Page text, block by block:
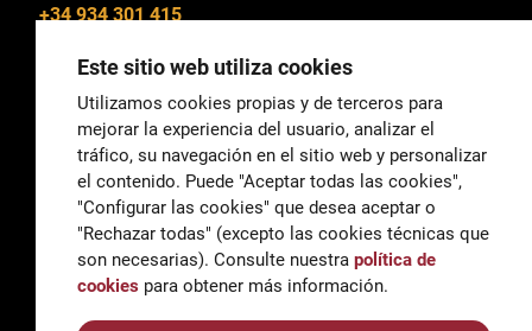
+34 934 301 415
General
correu@escoladeltreball.org
Información
informacio@escoladeltreball.org
Trámites de secretaría
Este sitio web utiliza cookies
Utilizamos cookies propias y de terceros para
mejorar la experiencia del usuario, analizar el
tráfico, su navegación en el sitio web y personalizar
el contenido. Puede "Aceptar todas las cookies",
"Configurar las cookies" que desea aceptar o
"Rechazar todas" (excepto las cookies técnicas que
son necesarias). Consulte nuestra política de
cookies para obtener más información.